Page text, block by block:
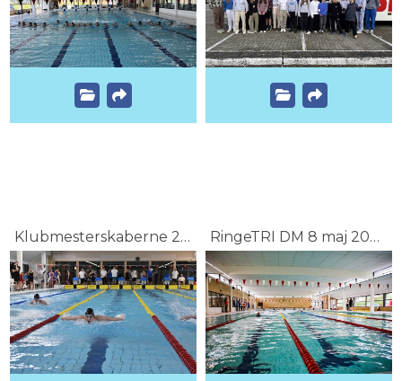
Klubmesterskaberne 2023 efterår søndag RingeTRI DM 8 maj 2021 Første del